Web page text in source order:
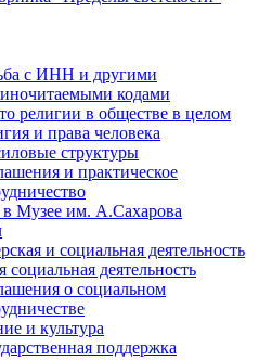
с ИНН и другими
кодами
религии в обществе в целом
и права человека
структуры
и практическое
Музее им. А.Сахарова
и социальная деятельность
социальная деятельность
о социальном
и культура
поддержка